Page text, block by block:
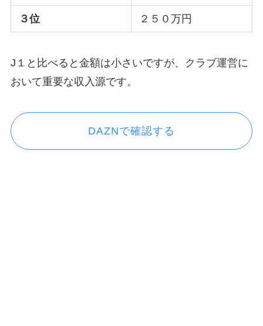
３位 ２５０万円
J１と比べると金額は小さいですが、クラブ運営に
おいて重要な収入源です。
DAZNで確認する